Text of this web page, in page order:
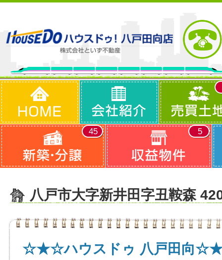
45 5
八戸市大字新井田字丑鞍森
☆★☆ハウスドゥ 八戸田向